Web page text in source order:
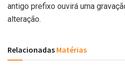
antigo prefixo ouvirá uma
alteração.
Relacionadas Matérias